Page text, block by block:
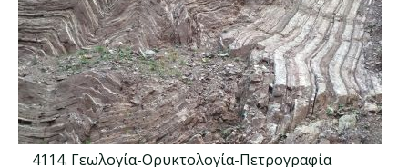
4114. Γεωλογία-Ορυκτολογία-Πετρογραφία